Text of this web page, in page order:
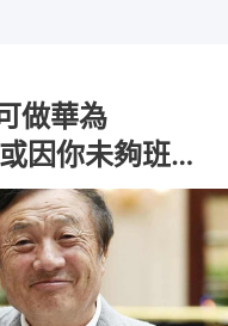
做華為
因你未夠班…